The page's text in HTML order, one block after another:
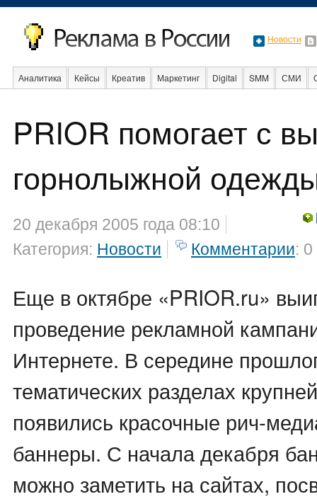
Новости
Аналитика Кейсы Креатив Маркетинг Digital SMM СМИ
PRIOR помогает с
горнолыжной
20 декабря 2005 года 08:10
Категория: Новости Комментарии: 0
Еще в октябре «PRIOR.ru»
проведение рекламной
Интернете. В середине
тематических разделах
появились красочные рич-
баннеры. С начала декабря
можно заметить на сайтах,